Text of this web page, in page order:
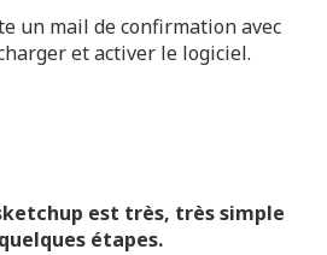
un mail de confirmation avec
et activer le logiciel.
est très, très simple
étapes.